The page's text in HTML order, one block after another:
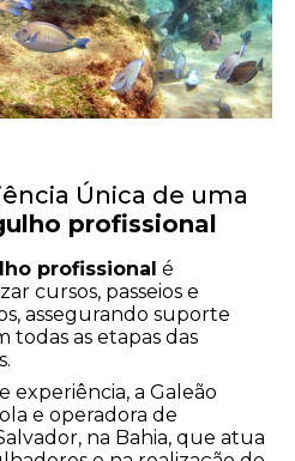
Única de uma
profissional
profissional é
cursos, passeios e
assegurando suporte
todas as etapas das
experiência, a Galeão
e operadora de
na Bahia, que atua